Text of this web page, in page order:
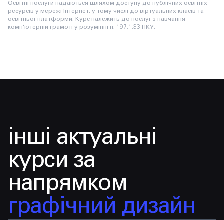
Освітні послуги надаються шляхом доступу до публічних освітніх
ресурсів у мережі Інтернет, у тому числі до віртуальних класів та
освітньої платформи. Курс належить до послуг з навчання
комп'ютерній грамоті у розумінні п. 197.1.33 ПКУ.
інші актуальні
курси за
напрямком
графічний дизайн